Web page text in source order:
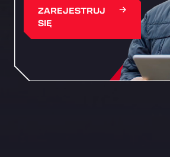
ZAREJESTRUJ
SIĘ